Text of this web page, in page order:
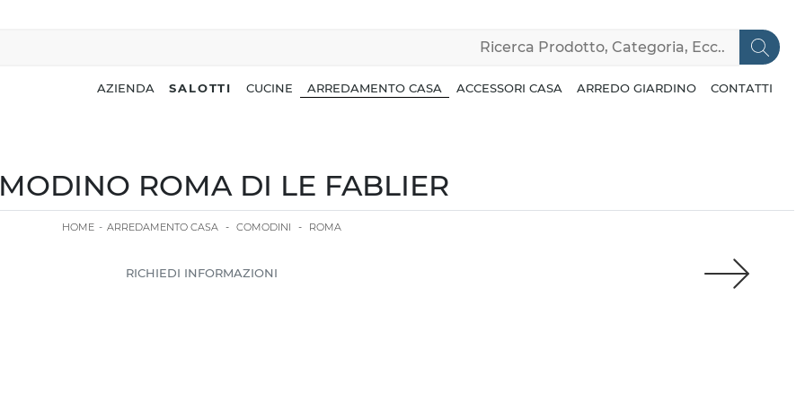
AZIENDA SALOTTI CUCINE ARREDAMENTO CASA ACCESSORI CASA ARREDO GIARDINO CONTATTI
ROMA DI LE FABLIER
HOME - ARREDAMENTO CASA - COMODINI - ROMA
RICHIEDI INFORMAZIONI